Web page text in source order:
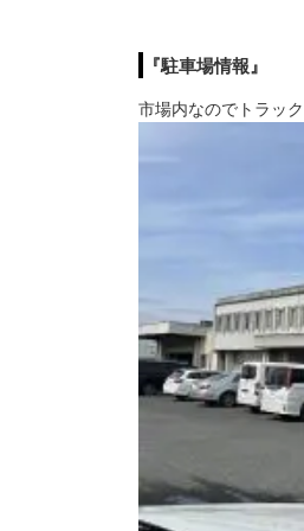
『駐車場情報』
市場内なのでトラッ